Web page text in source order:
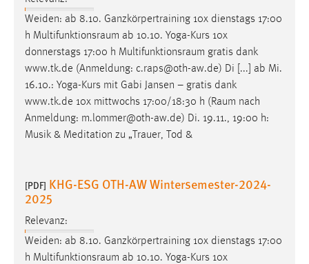
Weiden: ab 8.10. Ganzkörpertraining 10x dienstags 17:00
h Multifunktionsraum ab 10.10. Yoga-Kurs 10x
donnerstags 17:00 h Multifunktionsraum gratis dank
www.tk.de (Anmeldung: c.raps@oth-aw.de) Di [...] ab Mi.
16.10.: Yoga-Kurs mit Gabi Jansen – gratis dank
www.tk.de 10x mittwochs 17:00/18:30 h (Raum nach
Anmeldung: m.lommer@oth-aw.de) Di. 19.11., 19:00 h:
Musik & Meditation zu „Trauer, Tod &
[PDF] KHG-ESG OTH-AW Wintersemester-2024-
2025
Relevanz:
Weiden: ab 8.10. Ganzkörpertraining 10x dienstags 17:00
h Multifunktionsraum ab 10.10. Yoga-Kurs 10x